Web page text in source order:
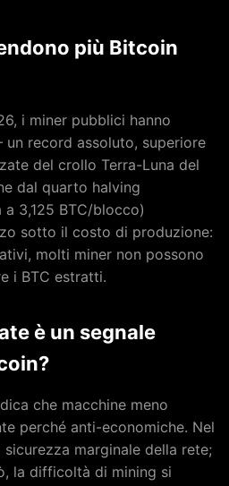
più Bitcoin
i miner pubblici hanno
record assoluto, superiore
del crollo Terra-Luna del
dal quarto halving
3,125 BTC/blocco)
sotto il costo di produzione:
molti miner non possono
i BTC estratti.
è un segnale
che macchine meno
perché anti-economiche. Nel
marginale della rete;
la difficoltà di mining si